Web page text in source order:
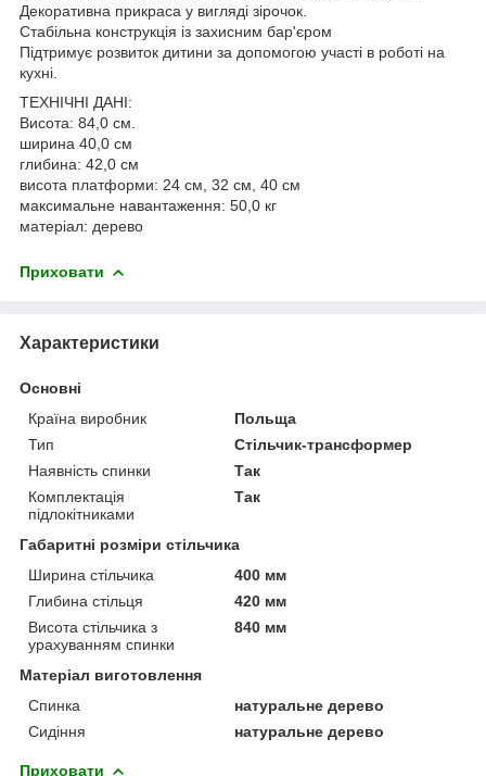
Декоративна прикраса у вигляді зірочок.
Стабільна конструкція із захисним бар'єром
Підтримує розвиток дитини за допомогою участі в роботі на
кухні.
ТЕХНІЧНІ ДАНІ:
Висота: 84,0 см.
ширина 40,0 см
глибина: 42,0 см
висота платформи: 24 см, 32 см, 40 см
максимальне навантаження: 50,0 кг
матеріал: дерево
Приховати
Характеристики
Основні
Країна виробник
Польща
Тип
Стільчик-трансформер
Наявність спинки
Так
Комплектація
підлокітниками
Так
Габаритні розміри стільчика
Ширина стільчика
400 мм
Глибина стільця
420 мм
Висота стільчика з
урахуванням спинки
840 мм
Матеріал виготовлення
Спинка
натуральне дерево
Сидіння
натуральне дерево
Приховати